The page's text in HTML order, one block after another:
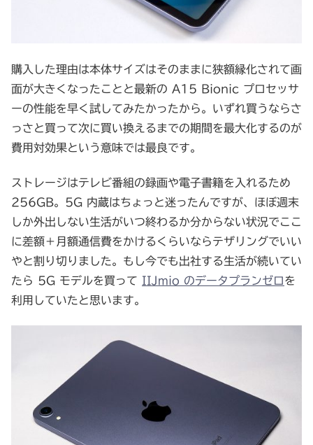
購入した理由は本体サイズはそのままに狭額縁化されて画
面が大きくなったことと最新の A15 Bionic プロセッサ
ーの性能を早く試してみたかったから。いずれ買うならさ
っさと買って次に買い換えるまでの期間を最大化するのが
費用対効果という意味では最良です。
ストレージはテレビ番組の録画や電子書籍を入れるため
256GB。5G 内蔵はちょっと迷ったんですが、ほぼ週末
しか外出しない生活がいつ終わるか分からない状況でここ
に差額＋月額通信費をかけるくらいならテザリングでいい
やと割り切りました。もし今でも出社する生活が続いてい
たら 5G モデルを買って IIJmio のデータプランゼロを
利用していたと思います。